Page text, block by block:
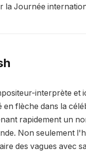
la Journée
interprète et
en flèche dans la
rapidement un
Non seulement
des vagues avec